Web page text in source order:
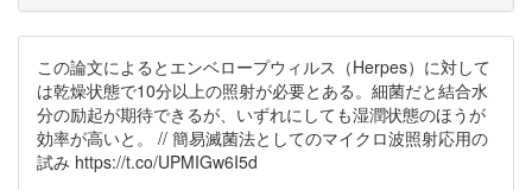
この論文によるとエンベロープウィルス（Herpes）に対して
は乾燥状態で10分以上の照射が必要とある。細菌だと結合水
分の励起が期待できるが、いずれにしても湿潤状態のほうが
効率が高いと。 // 簡易滅菌法としてのマイクロ波照射応用の
試み https://t.co/UPMIGw6I5d